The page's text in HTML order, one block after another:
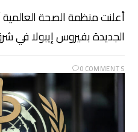
الجديدة بفيروس إيبولا في
0 COMMENTS